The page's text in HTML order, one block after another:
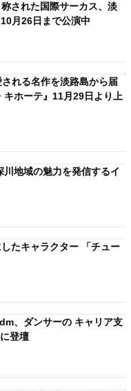
された国際サーカス、淡
月26日まで公演中
れる名作を淡路島から届
ホーテ』11月29日より上
地域の魅力を発信するイ
たキャラクター 「チュー
、ダンサーの キャリア支
登壇